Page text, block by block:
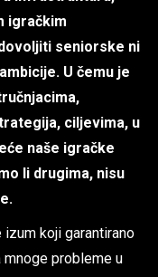
igračkim
seniorske ni
U čemu je
ciljevima, u
naše igračke
li drugima, nisu
izum koji garantirano
mnoge probleme u